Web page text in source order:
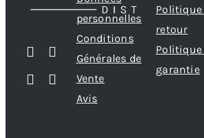
personnelles
Conditions
Générales de
Vente
Avis
Politique
retour
Politique
garantie